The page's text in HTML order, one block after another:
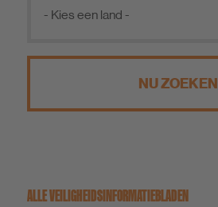
NU ZOEKEN
ALLE VEILIGHEIDSINFORMATIEBLADEN